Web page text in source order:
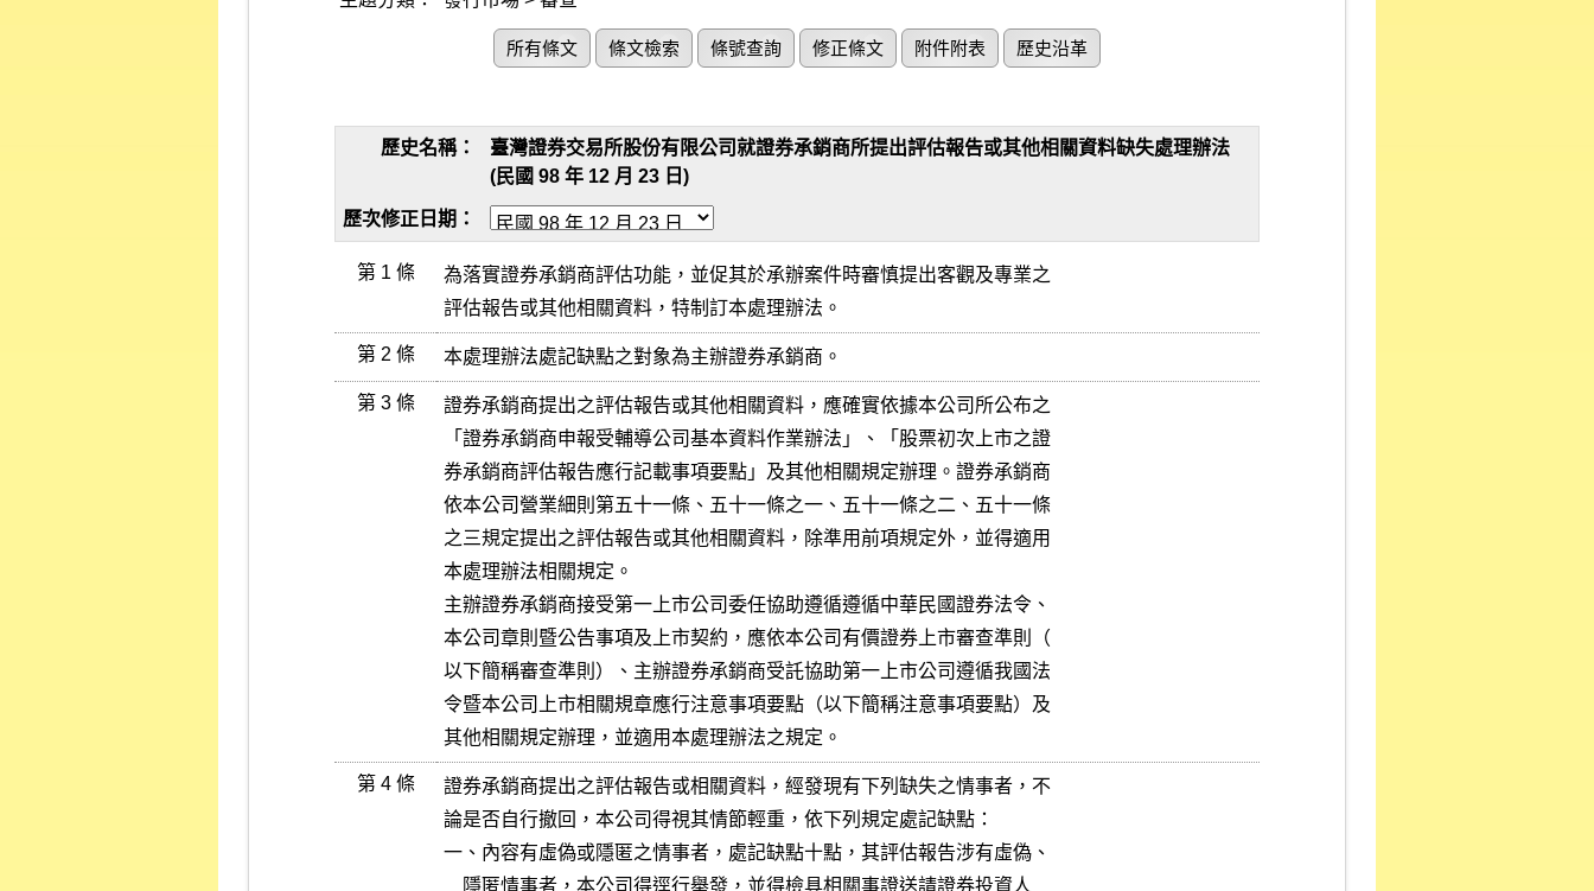
所有條文 條文檢索 條號查詢 修正條文 附件附表 歷史沿革
歷史名稱：
臺灣證券交易所股份有限公司就證券承銷商所提出評估報告或其他相關資料缺失處理辦法
(民國 98 年 12 月 23 日)
歷次修正日期：
第 1 條
為落實證券承銷商評估功能，並促其於承辦案件時審慎提出客觀及專業之
評估報告或其他相關資料，特制訂本處理辦法。
第 2 條 本處理辦法處記缺點之對象為主辦證券承銷商。
第 3 條
證券承銷商提出之評估報告或其他相關資料，應確實依據本公司所公布之
「證券承銷商申報受輔導公司基本資料作業辦法」、「股票初次上市之證
券承銷商評估報告應行記載事項要點」及其他相關規定辦理。證券承銷商
依本公司營業細則第五十一條、五十一條之一、五十一條之二、五十一條
之三規定提出之評估報告或其他相關資料，除準用前項規定外，並得適用
本處理辦法相關規定。
主辦證券承銷商接受第一上市公司委任協助遵循遵循中華民國證券法令、
本公司章則暨公告事項及上市契約，應依本公司有價證券上市審查準則（
以下簡稱審查準則）、主辦證券承銷商受託協助第一上市公司遵循我國法
令暨本公司上市相關規章應行注意事項要點（以下簡稱注意事項要點）及
其他相關規定辦理，並適用本處理辦法之規定。
第 4 條
證券承銷商提出之評估報告或相關資料，經發現有下列缺失之情事者，不
論是否自行撤回，本公司得視其情節輕重，依下列規定處記缺點：
一、內容有虛偽或隱匿之情事者，處記缺點十點，其評估報告涉有虛偽、